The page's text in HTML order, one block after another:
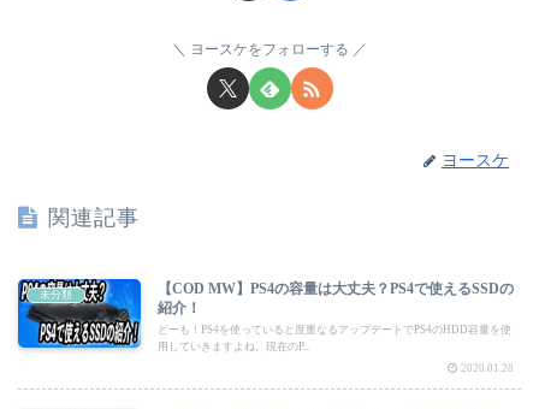
ヨースケをフォローする
ヨースケ
関連記事
未分類
【COD MW】PS4の容量は大丈夫？PS4で使えるSSDの
紹介！
どーも！PS4を使っていると度重なるアップデートでPS4のHDD容量を使
用していきますよね。現在のP...
2020.01.28